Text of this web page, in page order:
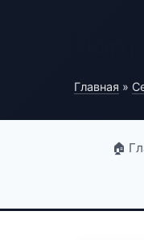
Главная »
🏠